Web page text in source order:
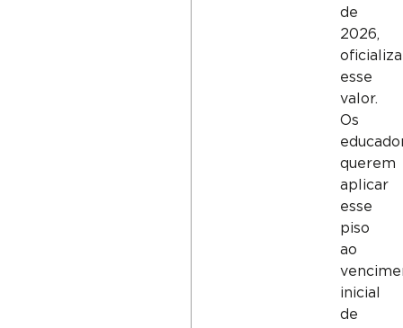
de
2026,
oficializa
esse
valor.
Os
querem
aplicar
esse
piso
ao
inicial
de